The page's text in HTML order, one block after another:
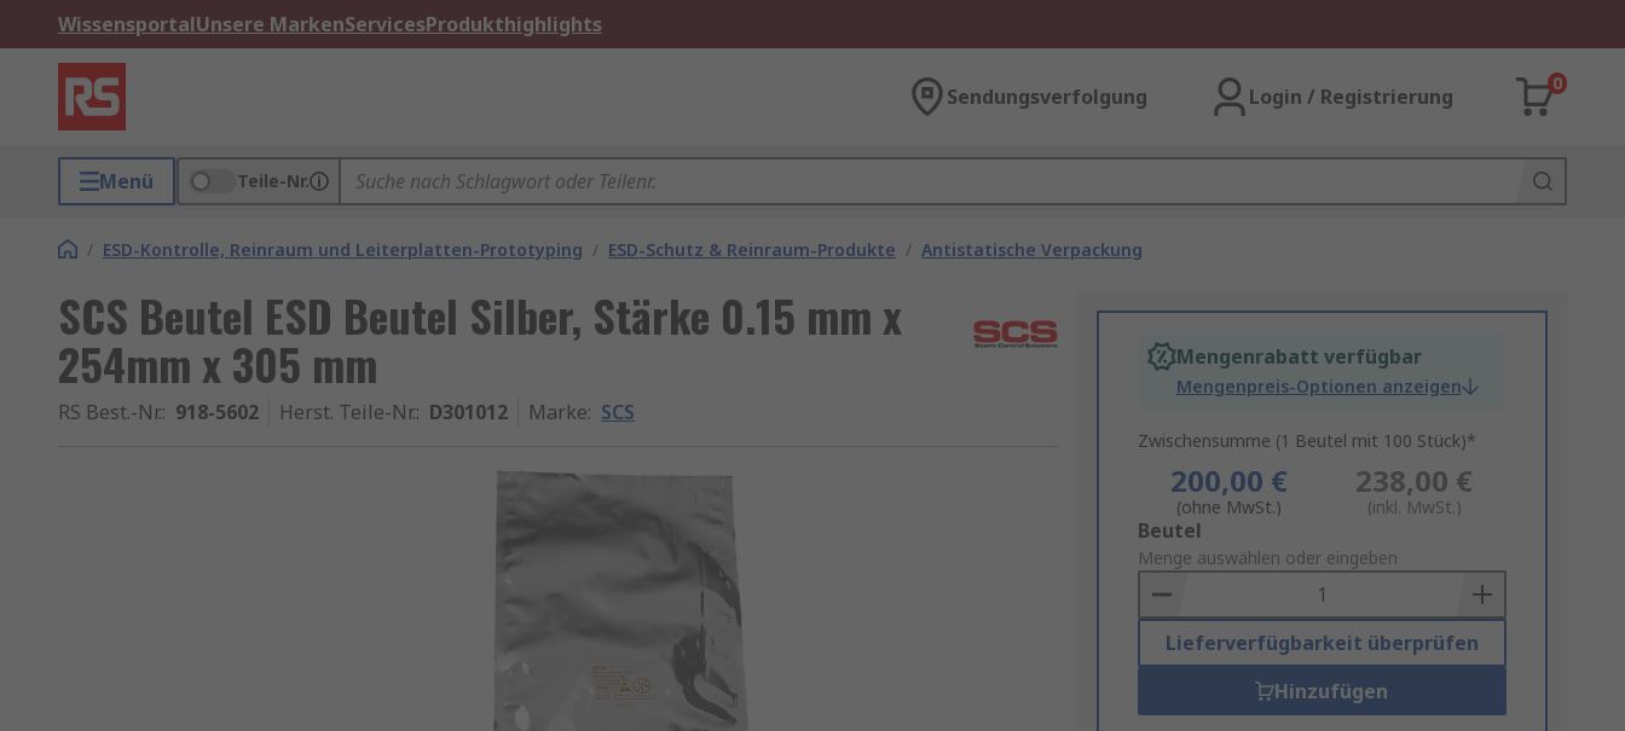
WissensportalUnsere MarkenServicesProdukthighlights
Sendungsverfolgung Login / Registrierung
0
Menü Teile-Nr.
/ ESD-Kontrolle, Reinraum und Leiterplatten-Prototyping / ESD-Schutz & Reinraum-Produkte / Antistatische Verpackung
SCS Beutel ESD Beutel Silber, Stärke 0.15 mm x
254mm x 305 mm
RS Best.-Nr.: 918-5602 Herst. Teile-Nr.: D301012 Marke: SCS
Mengenrabatt verfügbar
Mengenpreis-Optionen anzeigen
Zwischensumme (1 Beutel mit 100 Stück)*
200,00 €
(ohne MwSt.)
238,00 €
(inkl. MwSt.)
Add
to
Basket
Beutel
Menge auswählen oder eingeben
Lieferverfügbarkeit überprüfen
Hinzufügen